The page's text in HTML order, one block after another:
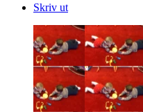
Skriv ut